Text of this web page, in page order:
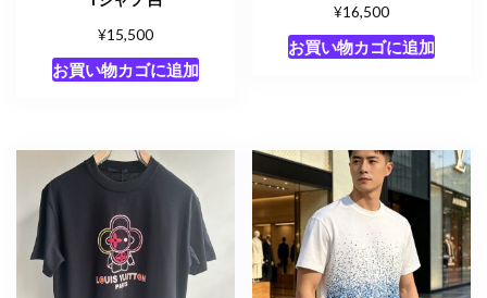
¥15,500
お買い物カゴに追加
¥16,500
お買い物カゴに追加